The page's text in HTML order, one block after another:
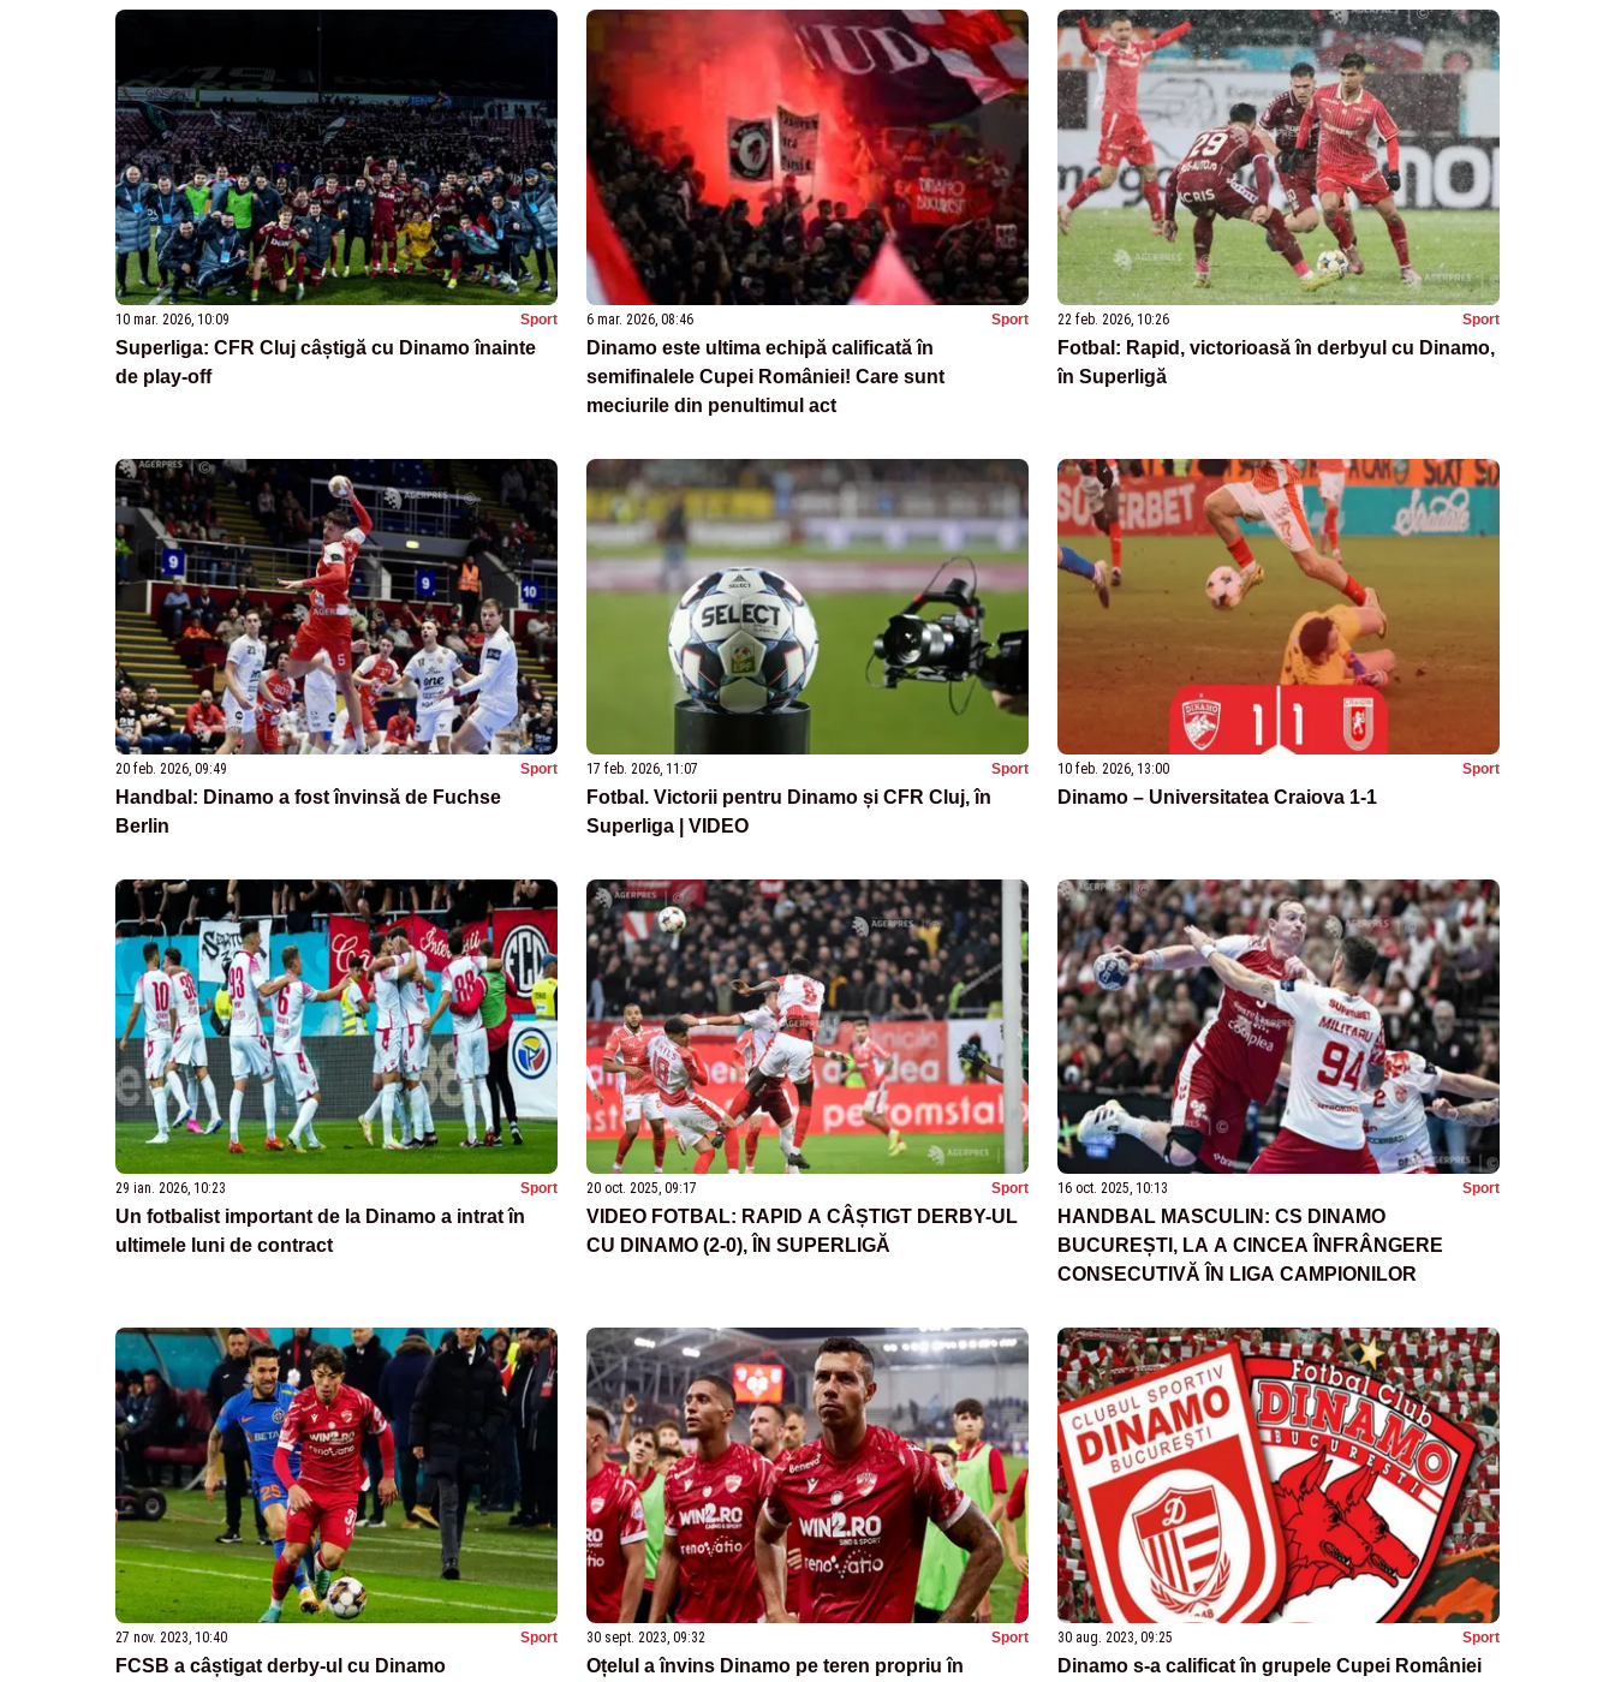
10 mar. 2026, 10:09 Sport
Superliga: CFR Cluj câștigă cu Dinamo înainte
de play-off
6 mar. 2026, 08:46 Sport
Dinamo este ultima echipă calificată în
semifinalele Cupei României! Care sunt
meciurile din penultimul act
22 feb. 2026, 10:26 Sport
Fotbal: Rapid, victorioasă în derbyul cu Dinamo,
în Superligă
20 feb. 2026, 09:49 Sport
Handbal: Dinamo a fost învinsă de Fuchse
Berlin
17 feb. 2026, 11:07 Sport
Fotbal. Victorii pentru Dinamo și CFR Cluj, în
Superliga | VIDEO
10 feb. 2026, 13:00 Sport
Dinamo – Universitatea Craiova 1-1
29 ian. 2026, 10:23 Sport
Un fotbalist important de la Dinamo a intrat în
ultimele luni de contract
20 oct. 2025, 09:17 Sport
VIDEO FOTBAL: RAPID A CÂȘTIGT DERBY-UL
CU DINAMO (2-0), ÎN SUPERLIGĂ
16 oct. 2025, 10:13 Sport
HANDBAL MASCULIN: CS DINAMO
BUCUREȘTI, LA A CINCEA ÎNFRÂNGERE
CONSECUTIVĂ ÎN LIGA CAMPIONILOR
27 nov. 2023, 10:40 Sport
FCSB a câștigat derby-ul cu Dinamo
30 sept. 2023, 09:32 Sport
Oțelul a învins Dinamo pe teren propriu în
30 aug. 2023, 09:25 Sport
Dinamo s-a calificat în grupele Cupei României